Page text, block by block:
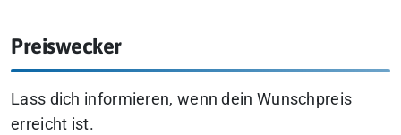
Preiswecker
Lass dich informieren, wenn dein Wunschpreis
erreicht ist.